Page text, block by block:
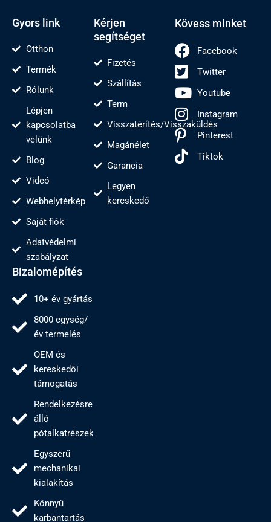
Gyors link
Otthon
Termék
Rólunk
Lépjen
kapcsolatba
velünk
Blog
Videó
Webhelytérkép
Saját fiók
Adatvédelmi
szabályzat
Kérjen
segítséget
Fizetés
Szállítás
Term
Visszatérítés/Visszaküldés
Magánélet
Garancia
Legyen
kereskedő
Kövess minket
Facebook
Twitter
Youtube
Instagram
Pinterest
Tiktok
Bizalomépítés
10+ év gyártás
8000 egység/
év termelés
OEM és
kereskedői
támogatás
Rendelkezésre
álló
pótalkatrészek
Egyszerű
mechanikai
kialakítás
Könnyű
karbantartás